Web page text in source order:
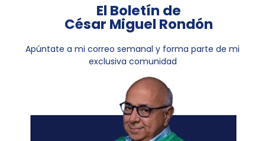
El Boletín de
César Miguel Rondón
Apúntate a mi correo semanal y forma parte de mi
exclusiva comunidad